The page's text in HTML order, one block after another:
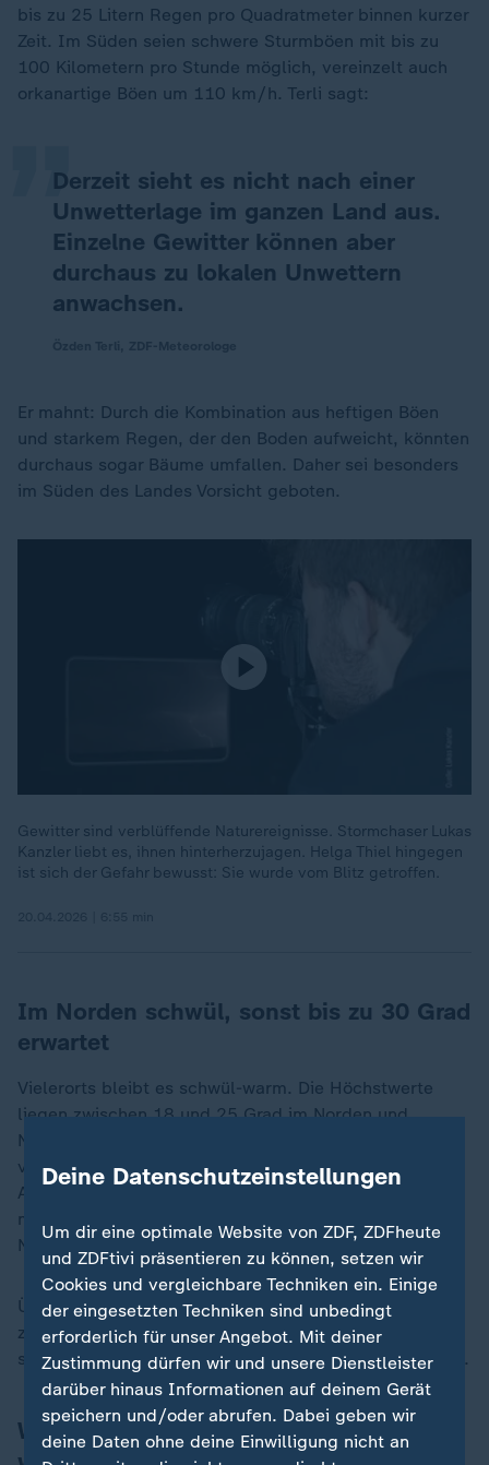
bis zu 25 Litern Regen pro Quadratmeter binnen kurzer
Zeit. Im Süden seien schwere Sturmböen mit bis zu
100 Kilometern pro Stunde möglich, vereinzelt auch
orkanartige Böen um 110 km/h. Terli sagt:
Derzeit sieht es nicht nach einer
Unwetterlage im ganzen Land aus.
Einzelne Gewitter können aber
durchaus zu lokalen Unwettern
anwachsen.
„
Er mahnt: Durch die Kombination aus heftigen Böen
und starkem Regen, der den Boden aufweicht, könnten
durchaus sogar Bäume umfallen. Daher sei besonders
im Süden des Landes Vorsicht geboten.
Gewitter sind verblüffende Naturereignisse. Stormchaser Lukas
Kanzler liebt es, ihnen hinterherzujagen. Helga Thiel hingegen
ist sich der Gefahr bewusst: Sie wurde vom Blitz getroffen.
Im Norden schwül, sonst bis zu 30 Grad
erwartet
Vielerorts bleibt es schwül-warm. Die Höchstwerte
liegen zwischen 18 und 25 Grad im Norden und
Nordwesten, sonst erwarten die Meteorologen Werte
von 25 bis 30 Grad. An der See ist es kühler.
Abgesehen von Sturmböen bei Gewittern weht ein
mäßiger, im Süden teils stark böiger West- bis
Nordwestwind.
Überwiegend trocken bleibt es hingegen laut DWD
zwischen Nordsee und Oder. Im Laufe des Tages soll
sich das Wetter im Westen auch zunehmend beruhigen.
Wetter bleibt auch zum Sommeranfang
Deine Datenschutzeinstellungen
Um dir eine optimale Website von ZDF, ZDFheute
und ZDFtivi präsentieren zu können, setzen wir
Cookies und vergleichbare Techniken ein. Einige
der eingesetzten Techniken sind unbedingt
erforderlich für unser Angebot. Mit deiner
Zustimmung dürfen wir und unsere Dienstleister
darüber hinaus Informationen auf deinem Gerät
speichern und/oder abrufen. Dabei geben wir
deine Daten ohne deine Einwilligung nicht an